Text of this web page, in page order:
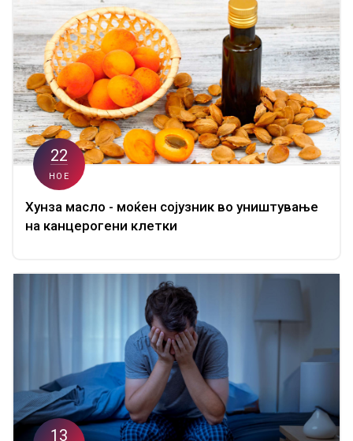
22
НОЕ
Хунза масло - моќен сојузник во уништување
на канцерогени клетки
13